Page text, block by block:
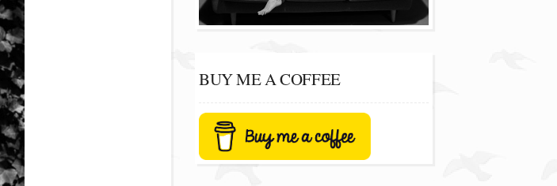
BUY ME A COFFEE